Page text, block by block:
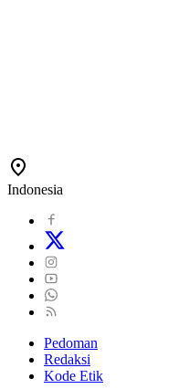
Indonesia
Pedoman
Redaksi
Kode Etik